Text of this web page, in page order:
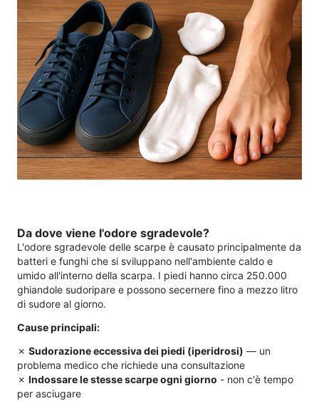
Da dove viene l'odore sgradevole?
L'odore sgradevole delle scarpe è causato principalmente da
batteri e funghi che si sviluppano nell'ambiente caldo e
umido all'interno della scarpa. I piedi hanno circa 250.000
ghiandole sudoripare e possono secernere fino a mezzo litro
di sudore al giorno.
Cause principali:
✗ Sudorazione eccessiva dei piedi (iperidrosi) — un
problema medico che richiede una consultazione
✗ Indossare le stesse scarpe ogni giorno - non c'è tempo
per asciugare